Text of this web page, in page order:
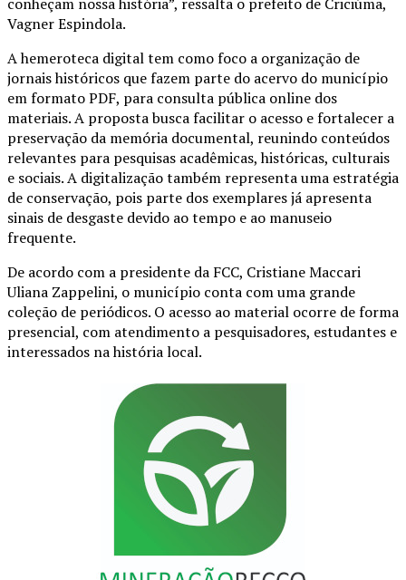
Vagner Espindola.
A hemeroteca digital tem como foco a organização de
jornais históricos que fazem parte do acervo do município
em formato PDF, para consulta pública online dos
materiais. A proposta busca facilitar o acesso e fortalecer a
preservação da memória documental, reunindo conteúdos
relevantes para pesquisas acadêmicas, históricas, culturais
e sociais. A digitalização também representa uma estratégia
de conservação, pois parte dos exemplares já apresenta
sinais de desgaste devido ao tempo e ao manuseio
frequente.
De acordo com a presidente da FCC, Cristiane Maccari
Uliana Zappelini, o município conta com uma grande
coleção de periódicos. O acesso ao material ocorre de forma
presencial, com atendimento a pesquisadores, estudantes e
interessados na história local.